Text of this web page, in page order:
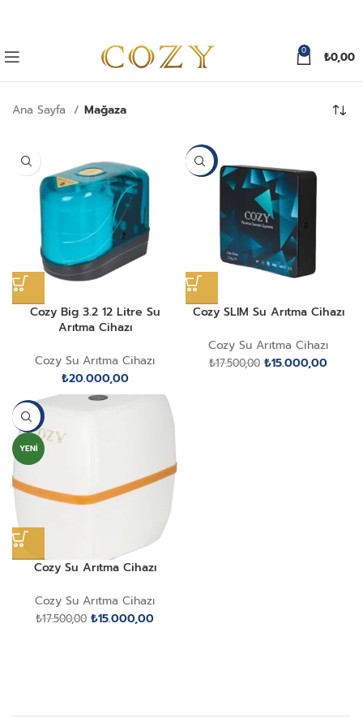
0 ₺0,00
Ana Sayfa Mağaza
Cozy Big 3.2 12 Litre Su
Arıtma Cihazı
Cozy Su Arıtma Cihazı
₺20.000,00
-14%
Cozy SLIM Su Arıtma Cihazı
Cozy Su Arıtma Cihazı
₺17.500,00 Orijinal
₺15.000,00Şu
-14%
YENI
Cozy Su Arıtma Cihazı
Cozy Su Arıtma Cihazı
₺17.500,00 Orijinal
₺15.000,00Şu